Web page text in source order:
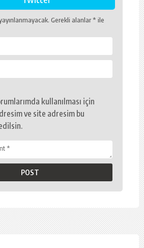
Gerekli alanlar* ile
kullanılması için
ve site adresim bu